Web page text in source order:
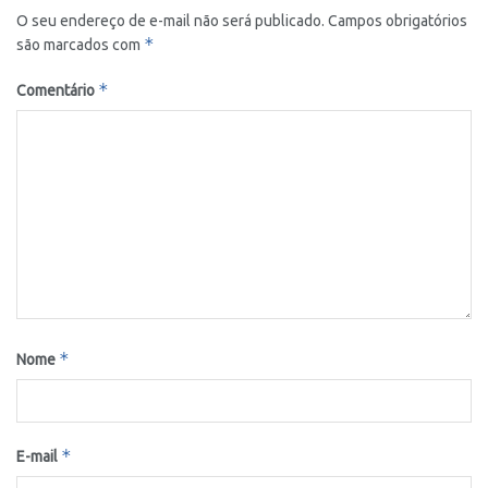
O seu endereço de e-mail não será publicado. Campos obrigatórios
são marcados com *
Comentário *
Nome *
E-mail *